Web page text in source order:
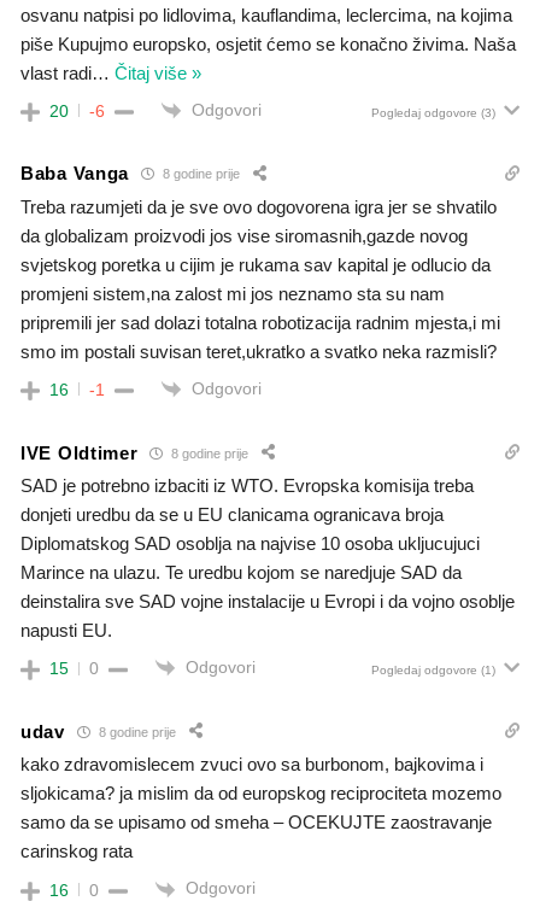
osvanu natpisi po lidlovima, kauflandima, leclercima, na kojima
piše Kupujmo europsko, osjetit ćemo se konačno živima. Naša
vlast radi… Čitaj više »
20 -6 Odgovori Pogledaj odgovore (3)
Baba Vanga 8 godine prije
Treba razumjeti da je sve ovo dogovorena igra jer se shvatilo
da globalizam proizvodi jos vise siromasnih,gazde novog
svjetskog poretka u cijim je rukama sav kapital je odlucio da
promjeni sistem,na zalost mi jos neznamo sta su nam
pripremili jer sad dolazi totalna robotizacija radnim mjesta,i mi
smo im postali suvisan teret,ukratko a svatko neka razmisli?
16 -1 Odgovori
IVE Oldtimer 8 godine prije
SAD je potrebno izbaciti iz WTO. Evropska komisija treba
donjeti uredbu da se u EU clanicama ogranicava broja
Diplomatskog SAD osoblja na najvise 10 osoba ukljucujuci
Marince na ulazu. Te uredbu kojom se naredjuje SAD da
deinstalira sve SAD vojne instalacije u Evropi i da vojno osoblje
napusti EU.
15 0 Odgovori Pogledaj odgovore (1)
udav 8 godine prije
kako zdravomislecem zvuci ovo sa burbonom, bajkovima i
sljokicama? ja mislim da od europskog reciprociteta mozemo
samo da se upisamo od smeha – OCEKUJTE zaostravanje
carinskog rata
16 0 Odgovori